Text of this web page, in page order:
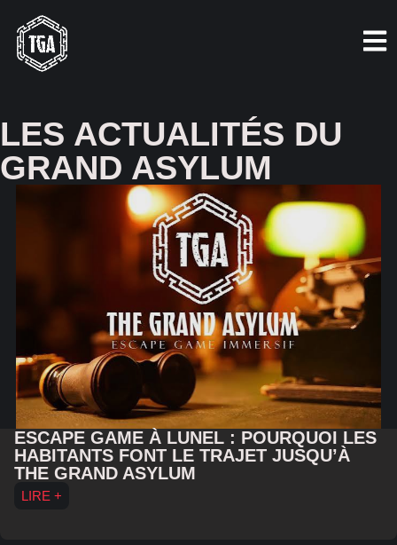
LES ACTUALITÉS DU
GRAND ASYLUM
ESCAPE GAME À LUNEL : POURQUOI LES
HABITANTS FONT LE TRAJET JUSQU’À
THE GRAND ASYLUM
LIRE +